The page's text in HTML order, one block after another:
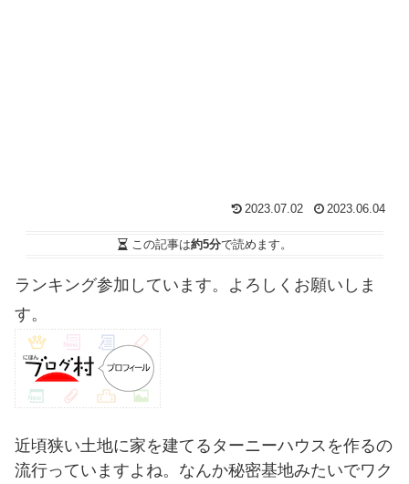
2023.07.02 2023.06.04
この記事は約5分で読めます。
ランキング参加しています。よろしくお願いしま
す。
近頃狭い土地に家を建てるターニーハウスを作るの
流行っていますよね。なんか秘密基地みたいでワク